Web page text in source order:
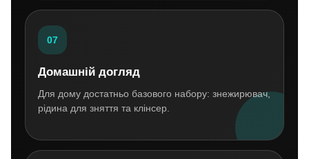
07
Домашній догляд
Для дому достатньо базового набору: знежирювач,
рідина для зняття та клінсер.